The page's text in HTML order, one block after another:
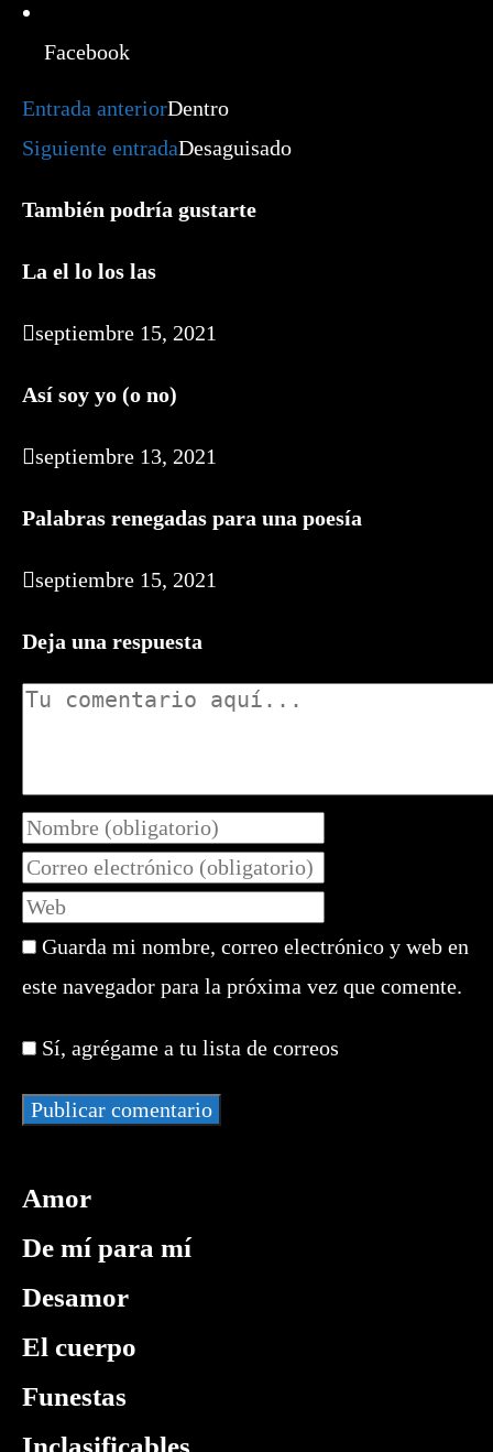
Facebook
Leer
más
artículos
Entrada anteriorDentro
Siguiente entradaDesaguisado
También podría gustarte
La el lo los las
septiembre 15, 2021
Así soy yo (o no)
septiembre 13, 2021
Palabras renegadas para una poesía
septiembre 15, 2021
Deja una respuesta
Comentario
Introduce
tu
nombre
o
de
usuario
comentar
Introduce
tu
dirección
de
electrónico
comentar
Introduce
la
URL
de
web
(opcional)
Guarda mi nombre, correo electrónico y web en
este navegador para la próxima vez que comente.
Sí, agrégame a tu lista de correos
Amor
De mí para mí
Desamor
El cuerpo
Funestas
Inclasificables